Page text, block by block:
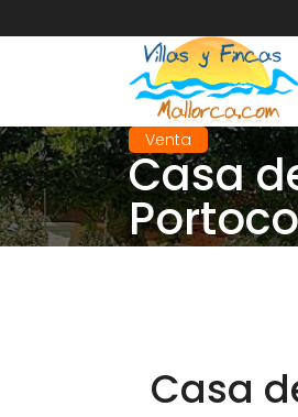
Venta
Casa
Casa